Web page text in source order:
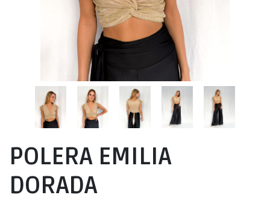
POLERA EMILIA
DORADA